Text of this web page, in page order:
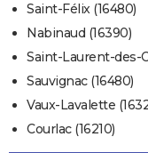
Saint-Félix (16480)
Nabinaud (16390)
Saint-Laurent-des-
Sauvignac (16480)
Vaux-Lavalette
Courlac (16210)